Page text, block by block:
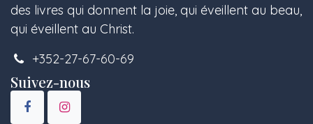
des livres qui donnent la joie, qui éveillent au beau,
qui éveillent au Christ.
+352-27-67-60-69
Suivez-nous